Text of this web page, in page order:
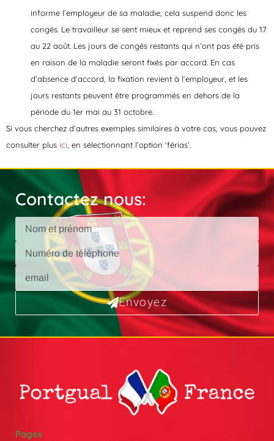
informe l’employeur de sa maladie, cela suspend donc les
congés. Le travailleur se sent mieux et reprend ses congés du 17
au 22 août. Les jours de congés restants qui n’ont pas été pris
en raison de la maladie seront fixés par accord. En cas
d’absence d’accord, la fixation revient à l’employeur, et les
jours restants peuvent être programmés en dehors de la
période du 1er mai au 31 octobre.​​
Si vous cherchez d’autres exemples similaires à votre cas, vous pouvez
consulter plus ici , en sélectionnant l’option ‘férias’.
Contactez nous:
Envoyez
Pages